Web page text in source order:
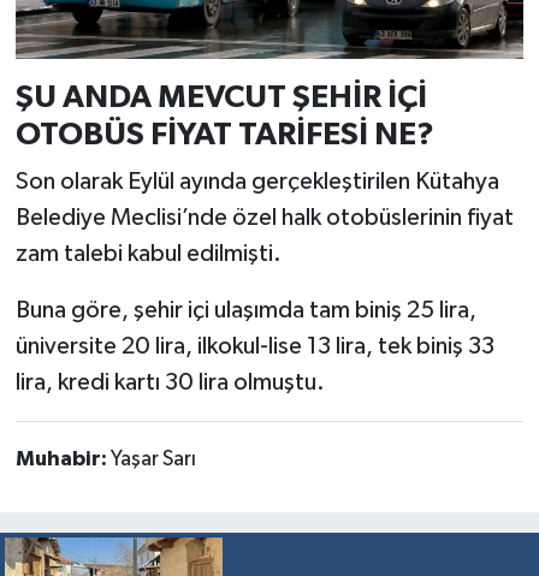
ŞU ANDA MEVCUT ŞEHİR İÇİ
OTOBÜS FİYAT TARİFESİ NE?
Son olarak Eylül ayında gerçekleştirilen Kütahya
Belediye Meclisi’nde özel halk otobüslerinin fiyat
zam talebi kabul edilmişti.
Buna göre, şehir içi ulaşımda tam biniş 25 lira,
üniversite 20 lira, ilkokul-lise 13 lira, tek biniş 33
lira, kredi kartı 30 lira olmuştu.
Muhabir: Yaşar Sarı